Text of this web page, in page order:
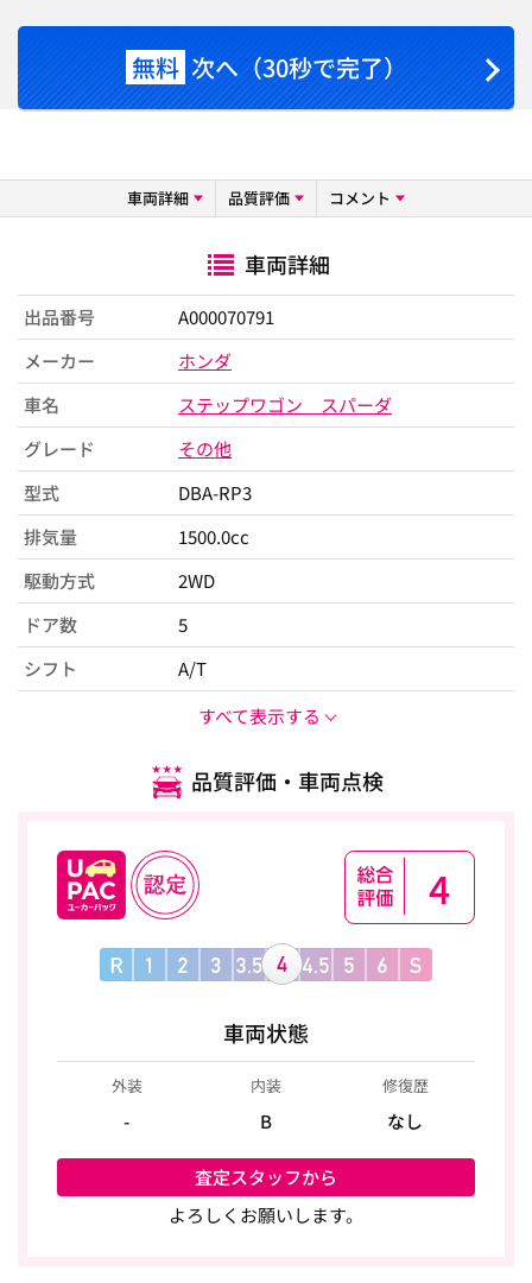
無料 次へ（30秒で完了）
車両詳細 品質評価 コメント
車両詳細
出品番号
A000070791
メーカー
ホンダ
車名
ステップワゴン スパーダ
グレード
その他
型式
DBA-RP3
排気量
1500.0cc
駆動方式
2WD
ドア数
5
シフト
A/T
すべて表示する
品質評価・車両点検
4
車両状態
外装
-
内装
B
修復歴
なし
査定スタッフから
よろしくお願いします。